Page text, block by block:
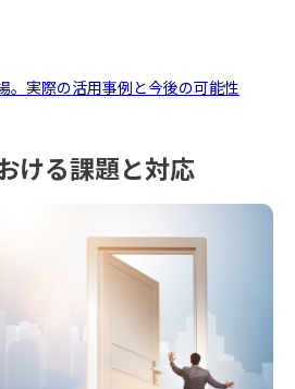
。実際の活用事例と今後の可能性
ける課題と対応